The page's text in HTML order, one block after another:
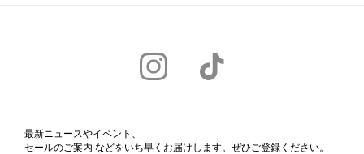
最新ニュースやイベント、
セールのご案内 などをいち早くお届けします。ぜひご登録ください。